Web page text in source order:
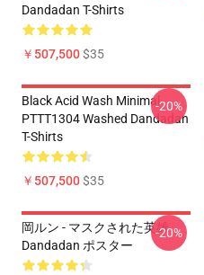
Dandadan T-Shirts
￥507,500$35
Black Acid Wash Minimal
PTTT1304 Washed Dandadan
T-Shirts
￥507,500$35
-20%
岡ルン - マスクされた英雄
Dandadan ポスター
-20%